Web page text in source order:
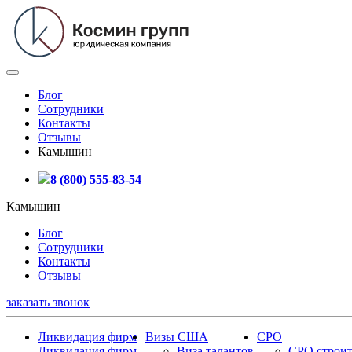
Блог
Сотрудники
Контакты
Отзывы
Камышин
8 (800) 555-83-54
Камышин
Блог
Сотрудники
Контакты
Отзывы
заказать звонок
Ликвидация фирм
Визы США
СРО